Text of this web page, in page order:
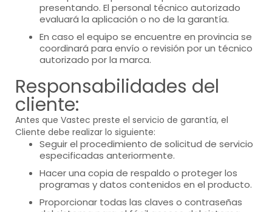
presentando. El personal técnico autorizado
evaluará la aplicación o no de la garantía.
En caso el equipo se encuentre en provincia se
coordinará para envío o revisión por un técnico
autorizado por la marca.
Responsabilidades del
cliente:
Antes que Vastec preste el servicio de garantía, el
Cliente debe realizar lo siguiente:
Seguir el procedimiento de solicitud de servicio
especificadas anteriormente.
Hacer una copia de respaldo o proteger los
programas y datos contenidos en el producto.
Proporcionar todas las claves o contraseñas